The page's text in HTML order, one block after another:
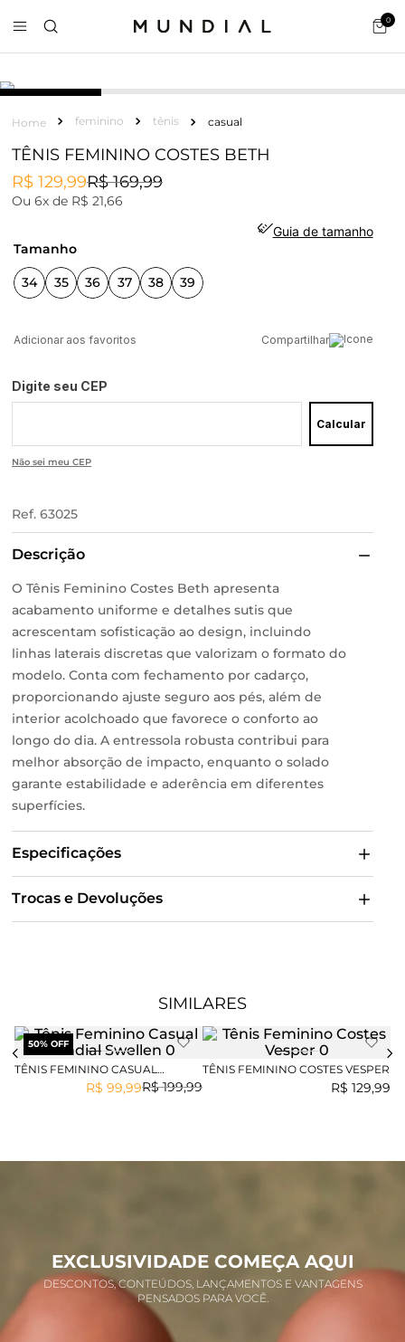
0
feminino tênis casual
TÊNIS FEMININO COSTES BETH
R$ 169,99
R$ 129,99
Ou 6x de R$ 21,66
Guia de tamanho
tamanho
34 35 36 37 38 39
Compartilhar
Digite seu CEP
Calcular
Não sei meu CEP
Ref. 63025
Descrição
O Tênis Feminino Costes Beth apresenta
acabamento uniforme e detalhes sutis que
acrescentam sofisticação ao design, incluindo
linhas laterais discretas que valorizam o formato do
modelo. Conta com fechamento por cadarço,
proporcionando ajuste seguro aos pés, além de
interior acolchoado que favorece o conforto ao
longo do dia. A entressola robusta contribui para
melhor absorção de impacto, enquanto o solado
garante estabilidade e aderência em diferentes
superfícies.
Especificações
Trocas e Devoluções
SIMILARES
50% OFF
TÊNIS FEMININO CASUAL
MUNDIAL SWELLEN
R$ 199,99
R$ 99,99
TÊNIS FEMININO COSTES VESPER
R$ 129,99
EXCLUSIVIDADE COMEÇA AQUI
DESCONTOS, CONTEÚDOS, LANÇAMENTOS E VANTAGENS
PENSADOS PARA VOCÊ.